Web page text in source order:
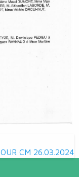
CM 26.03.2024